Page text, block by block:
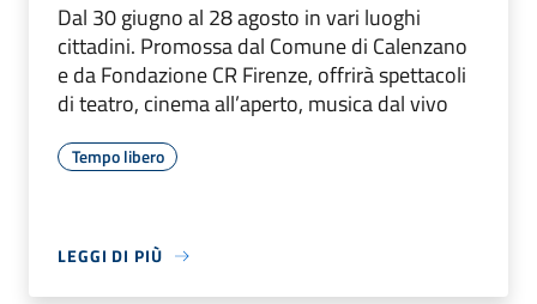
Dal 30 giugno al 28 agosto in vari luoghi
cittadini. Promossa dal Comune di Calenzano
e da Fondazione CR Firenze, offrirà spettacoli
di teatro, cinema all’aperto, musica dal vivo
Tempo libero
LEGGI DI PIÙ